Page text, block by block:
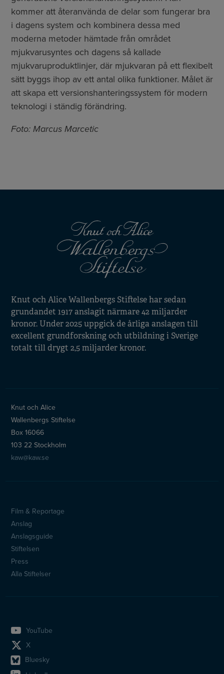
kommer att återanvända de delar som fungerar bra
i dagens system och kombinera dessa med
moderna metoder hämtade från området
mjukvarusyntes och dagens så kallade
mjukvaruproduktlinjer, där mjukvaran på ett flexibelt
sätt byggs ihop av ett antal olika funktioner. Målet är
att skapa ett versionshanteringssystem för modern
teknologi i ständig förändring.
Foto: Marcus Marcetic
Knut och Alice Wallenbergs Stiftelse har sedan
grundandet 1917 anslagit närmare 42 miljarder
kronor. Under 2025 uppgick de årliga anslagen till
excellent grundforskning och utbildning i Sverige
totalt till drygt 2,5 miljarder kronor.
Knut och Alice
Wallenbergs Stiftelse
Box 16066
103 22 Stockholm
kaw@kaw.se
Sidfotsmeny
Film & Reportage
Anslag
Anslagsguide
Stiftelsen
Press
Alla Stiftelser
YouTube
X
Bluesky